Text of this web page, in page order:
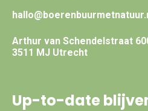
Arthur van Schendelstraat
3511 MJ Utrecht
Up-to-date